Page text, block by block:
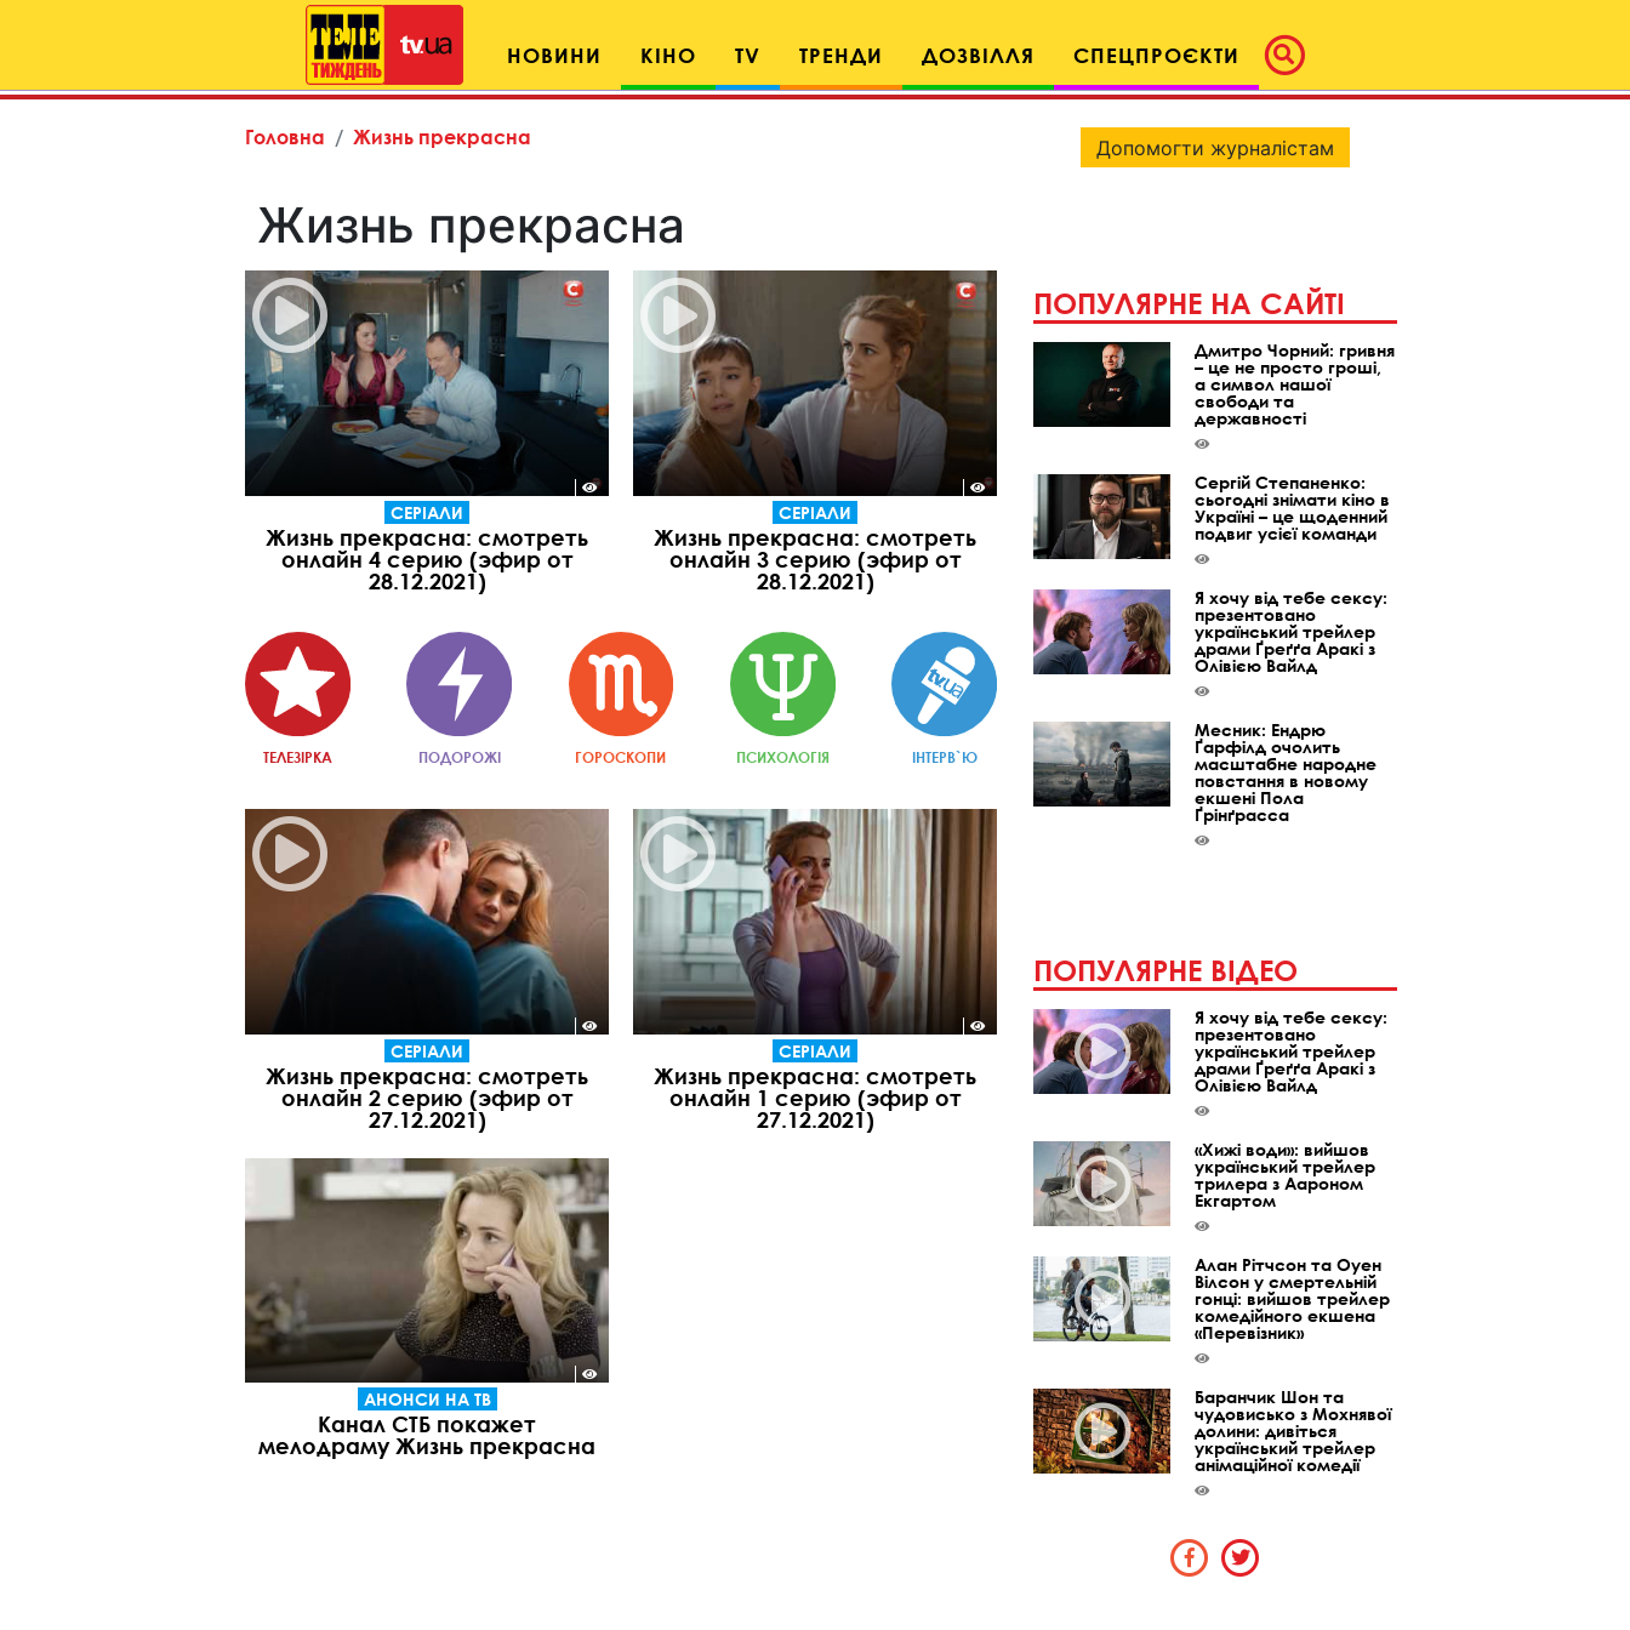
НОВИНИ КІНО TV ТРЕНДИ ДОЗВІЛЛЯ СПЕЦПРОЄКТИ
Головна Жизнь прекрасна
Жизнь прекрасна
СЕРІАЛИ
Жизнь прекрасна: смотреть
онлайн 4 cерию (эфир от
28.12.2021)
СЕРІАЛИ
Жизнь прекрасна: смотреть
онлайн 3 cерию (эфир от
28.12.2021)
ТЕЛЕЗІРКА ПОДОРОЖІ ГОРОСКОПИ ПСИХОЛОГІЯ ІНТЕРВ`Ю
СЕРІАЛИ
Жизнь прекрасна: смотреть
онлайн 2 cерию (эфир от
27.12.2021)
СЕРІАЛИ
Жизнь прекрасна: смотреть
онлайн 1 cерию (эфир от
27.12.2021)
АНОНСИ НА ТВ
Канал СТБ покажет
мелодраму Жизнь прекрасна
Допомогти журналістам
ПОПУЛЯРНЕ НА САЙТІ
Дмитро Чорний: гривня
– це не просто гроші,
а символ нашої
свободи та
державності
Сергій Степаненко:
сьогодні знімати кіно в
Україні – це щоденний
подвиг усієї команди
Я хочу від тебе сексу:
презентовано
український трейлер
драми Ґреґґа Аракі з
Олівією Вайлд
Месник: Ендрю
Ґарфілд очолить
масштабне народне
повстання в новому
екшені Пола
Ґрінґрасса
ПОПУЛЯРНЕ ВІДЕО
Я хочу від тебе сексу:
презентовано
український трейлер
драми Ґреґґа Аракі з
Олівією Вайлд
«Хижі води»: вийшов
український трейлер
трилера з Аароном
Екгартом
Алан Рітчсон та Оуен
Вілсон у смертельній
гонці: вийшов трейлер
комедійного екшена
«Перевізник»
Баранчик Шон та
чудовисько з Мохнявої
долини: дивіться
український трейлер
анімаційної комедії